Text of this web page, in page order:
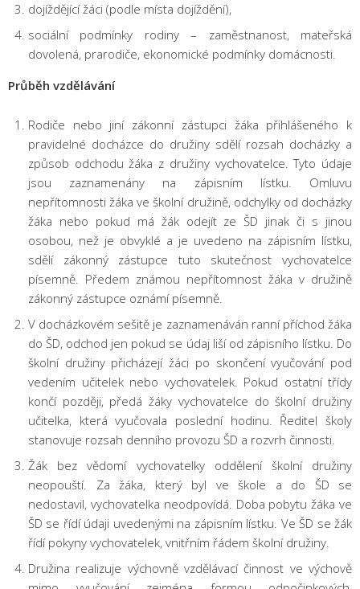
dojíždějící žáci (podle místa dojíždění),
sociální podmínky rodiny – zaměstnanost, mateřská
dovolená, prarodiče, ekonomické podmínky domácnosti.
Průběh vzdělávání
Rodiče nebo jiní zákonní zástupci žáka přihlášeného k
pravidelné docházce do družiny sdělí rozsah docházky a
způsob odchodu žáka z družiny vychovatelce. Tyto údaje
jsou zaznamenány na zápisním lístku. Omluvu
nepřítomnosti žáka ve školní družině, odchylky od docházky
žáka nebo pokud má žák odejít ze ŠD jinak či s jinou
osobou, než je obvyklé a je uvedeno na zápisním lístku,
sdělí zákonný zástupce tuto skutečnost vychovatelce
písemně. Předem známou nepřítomnost žáka v družině
zákonný zástupce oznámí písemně.
V docházkovém sešitě je zaznamenáván ranní příchod žáka
do ŠD, odchod jen pokud se údaj liší od zápisního lístku. Do
školní družiny přicházejí žáci po skončení vyučování pod
vedením učitelek nebo vychovatelek. Pokud ostatní třídy
končí později, předá žáky vychovatelce do školní družiny
učitelka, která vyučovala poslední hodinu. Ředitel školy
stanovuje rozsah denního provozu ŠD a rozvrh činnosti.
Žák bez vědomí vychovatelky oddělení školní družiny
neopouští. Za žáka, který byl ve škole a do ŠD se
nedostavil, vychovatelka neodpovídá. Doba pobytu žáka ve
ŠD se řídí údaji uvedenými na zápisním lístku. Ve ŠD se žák
řídí pokyny vychovatelek, vnitřním řádem školní družiny.
Družina realizuje výchovně vzdělávací činnost ve výchově